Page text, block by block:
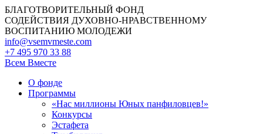
БЛАГОТВОРИТЕЛЬНЫЙ ФОНД
СОДЕЙСТВИЯ ДУХОВНО-НРАВСТВЕННОМУ
ВОСПИТАНИЮ МОЛОДЕЖИ
info@vsemvmeste.com
+7 495 970 33 88
Всем Вместе
О фонде
Программы
«Нас миллионы Юных панфиловцев!»
Конкурсы
Эстафета